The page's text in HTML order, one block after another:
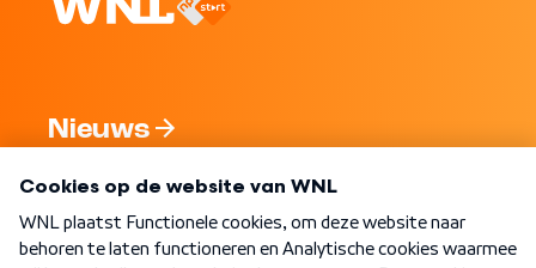
Nieuws
Nieuwsbrief